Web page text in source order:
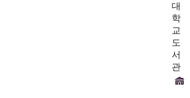
대
학
교
도
서
관